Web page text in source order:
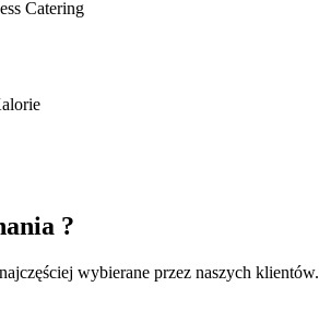
Catering
?
wybierane przez naszych klientów.